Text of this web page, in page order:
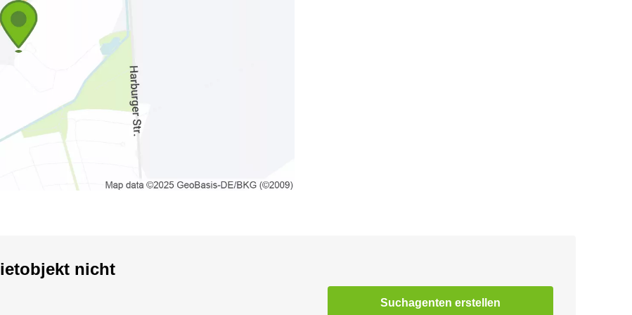
nicht
Suchagenten erstellen